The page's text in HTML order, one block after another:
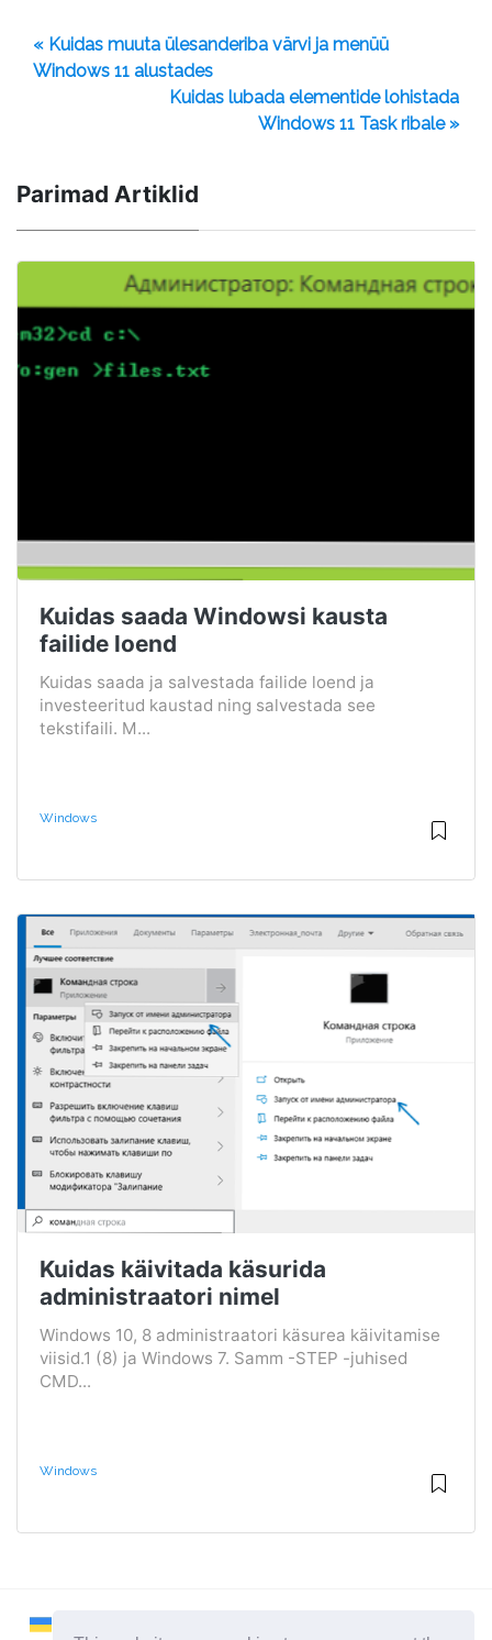
« Kuidas muuta ülesanderiba värvi ja menüü
Windows 11 alustades
Kuidas lubada elementide lohistada
Windows 11 Task ribale »
Parimad Artiklid
Kuidas saada Windowsi kausta
failide loend
Kuidas saada ja salvestada failide loend ja
investeeritud kaustad ning salvestada see
tekstifaili. M...
Windows
Kuidas käivitada käsurida
administraatori nimel
Windows 10, 8 administraatori käsurea käivitamise
viisid.1 (8) ja Windows 7. Samm -STEP -juhised
CMD...
Windows